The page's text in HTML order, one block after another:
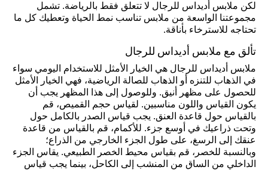
لكن ملابس أديداس للرجال لا تتعلق فقط بالرياضة. تشمل
مجموعتنا الواسعة من ملابس تناسب نمط الحياة وتعطيك كل ما
تحتاجه للاسترخاء بأناقة.
تألق مع ملابس أديداس للرجال
ملابس أديداس للرجال هي الخيار الأمثل للاستخدام اليومي سواء
في الذهاب للتنزه أو الذهاب للصالة الرياضية، فهي الخيار الأمثل
للحصول على مظهر أنيق. وللوصول إلى هذا المظهر يجب أن
يكون القياس واللون مناسبين. لقياس حجم القميص، قم
بالقياس حول قاعدة العنق. يجب قياس الصدر بالكامل حول
وتحت ذراعيك في أوسع جزء. للأكمام، قم بالقياس من قاعدة
عنقك إلى الرسغ، على طول الجزء الخارجي من الذراع؛
وبالنسبة للخصر، قم بقياس محيط الخصر الطبيعي. يقاس الجزء
الداخلي من الساق من المنشب إلى الكاحل، بينما يجب قياس